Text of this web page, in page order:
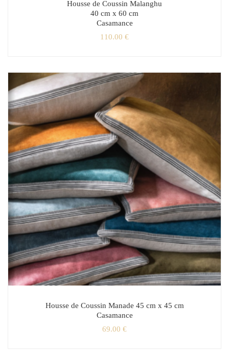
Housse de Coussin Malanghu
40 cm x 60 cm
Casamance
110.00 €
Housse de Coussin Manade 45 cm x 45 cm
Casamance
69.00 €